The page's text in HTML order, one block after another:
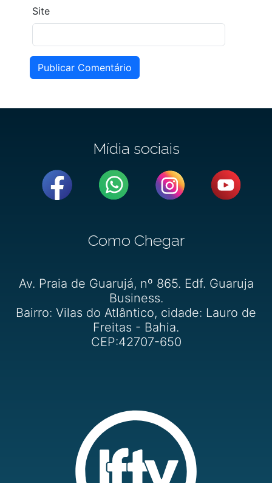
Site
Publicar Comentário
Mídia sociais
Como Chegar
Av. Praia de Guarujá, nº 865. Edf. Guaruja
Business.
Bairro: Vilas do Atlântico, cidade: Lauro de
Freitas - Bahia.
CEP:42707-650